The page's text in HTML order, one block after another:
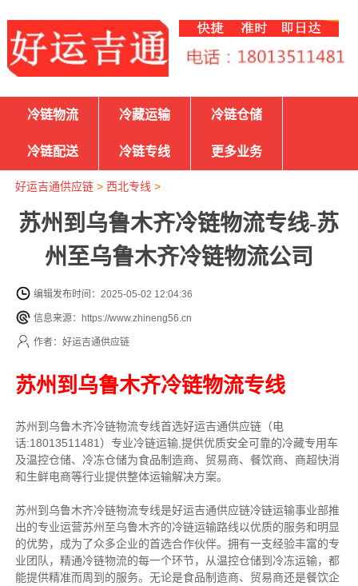
冷链物流 冷藏运输 冷链仓储
冷链配送 冷链专线 更多业务
好运吉通供应链> 西北专线 >
苏州到乌鲁木齐冷链物流专线-苏
州至乌鲁木齐冷链物流公司
编辑发布时间：2025-05-02 12:04:36
信息来源：https://www.zhineng56.cn
作者：好运吉通供应链
苏州到乌鲁木齐冷链物流专线
苏州到乌鲁木齐冷链物流专线首选好运吉通供应链（电
话:18013511481）专业冷链运输,提供优质安全可靠的冷藏专用车
及温控仓储、冷冻仓储为食品制造商、贸易商、餐饮商、商超快消
和生鲜电商等行业提供整体运输解决方案。
苏州到乌鲁木齐冷链物流专线是好运吉通供应链冷链运输事业部推
出的专业运营苏州至乌鲁木齐的冷链运输路线以优质的服务和明显
的优势，成为了众多企业的首选合作伙伴。拥有一支经验丰富的专
业团队，精通冷链物流的每一个环节，从温控仓储到冷冻运输，都
能提供精准而周到的服务。无论是食品制造商、贸易商还是餐饮企